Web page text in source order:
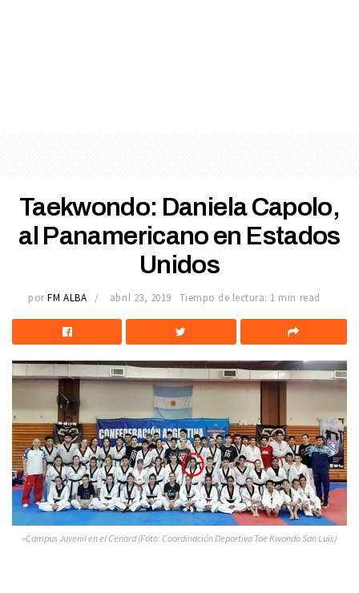
Taekwondo: Daniela Capolo,
al Panamericano en Estados
Unidos
por FM ALBA abril 23, 2019 Tiempo de lectura: 1 min read
»Campus Juvenil en el Cenard (Foto: Coordinación Deportiva Tae Kwondo San Luis)